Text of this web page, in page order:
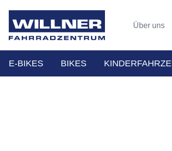
Über uns
E-BIKES BIKES